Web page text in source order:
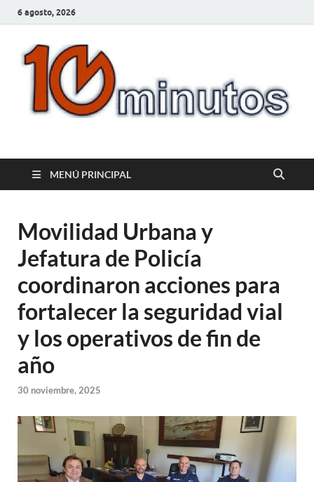
6 agosto, 2026
10minutos.com.uy
MENÚ PRINCIPAL
Movilidad Urbana y
Jefatura de Policía
coordinaron acciones para
fortalecer la seguridad vial
y los operativos de fin de
año
30 noviembre, 2025